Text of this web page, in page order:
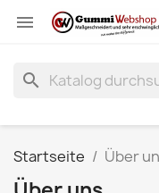

search
Startseite Über